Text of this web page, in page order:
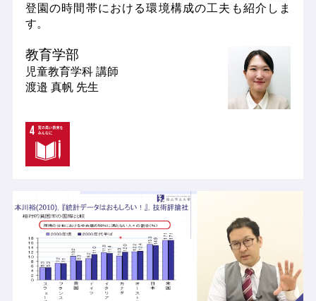
登園の時間帯における環境構成の工夫も紹介しま
す。
教育学部
児童教育学科 講師
渡邉 真帆 先生